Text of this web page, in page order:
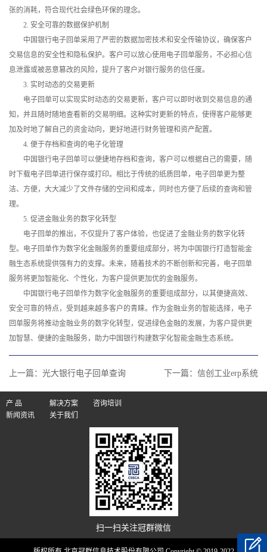
张的消耗，符合现代社会绿色环保的理念。
2. 安全可靠的数据保护机制
中国银行电子回单采用了严密的数据加密技术和安全传输协议，确保客户
交易信息的安全性和隐私保护。客户可以放心使用电子回单服务，不必担心信
息泄露或被恶意篡改的风险，提升了客户对银行服务的信任度。
3. 实时动态的交易更新
电子回单可以实现实时动态的交易更新，客户可以即时收到交易信息的通
知，并且随时随地查看新的交易明细。这种实时更新的特点，使得客户能够更
加及时地了解自己的资金动向，更好地进行财务管理和资产配置。
4. 便于存档和查询的电子化管理
中国银行电子回单可以便捷地存档和查询，客户可以根据自己的需要，随
时下载电子回单进行保存或打印。相比于传统的纸质回单，电子回单更为整
洁、方便，大大减少了文件存储的空间和成本，同时也方便了后续的查询和管
理。
5. 促进金融业务的数字化转型
电子回单的推出，不仅提升了客户体验，也促进了金融业务的数字化转
型。电子回单作为数字化金融服务的重要组成部分，将为中国银行打造智能金
融生态系统提供强有力的支撑。未来，随着技术的不断创新和完善，电子回单
服务将更加智能化、个性化，为客户提供更加优的金融服务。
中国银行电子回单作为数字化金融服务的重要组成部分，以其便捷高效、
安全可靠的特点，受到越来越多客户的青睐。作为金融业务的智能选择，电子
回单服务将推动金融业务的数字化转型，促进绿色金融的发展，为客户提供更
加智慧、便捷的金融服务，助力中国银行构建数字化智能金融生态系统。‍
上一篇： 光大银行电子回单查询 下一篇： 信创工业erp系统
产 品 解决方案
咨询培训
新闻资讯
关于我们
扫一扫关注冠群微信